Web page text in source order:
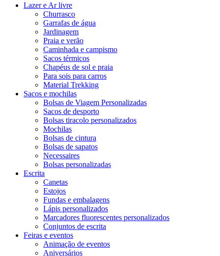
Lazer e Ar livre
Churrasco
Garrafas de água
Jardinagem
Praia e verão
Caminhada e campismo
Sacos térmicos
Chapéus de sol e praia
Para sois para carros
Material Trekking
Sacos e mochilas
Bolsas de Viagem Personalizadas
Sacos de desporto
Bolsas tiracolo personalizados
Mochilas
Bolsas de cintura
Bolsas de sapatos
Necessaires
Bolsas personalizadas
Escrita
Canetas
Estojos
Fundas e embalagens
Lápis personalizados
Marcadores fluorescentes personalizados
Conjuntos de escrita
Feiras e eventos
Animação de eventos
Aniversários